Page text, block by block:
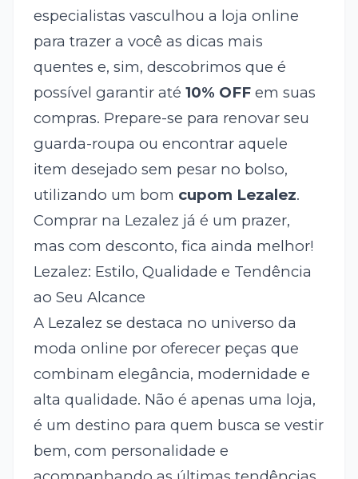
especialistas vasculhou a loja online
para trazer a você as dicas mais
quentes e, sim, descobrimos que é
possível garantir até 10% OFFem suas
compras. Prepare-se para renovar seu
guarda-roupa ou encontrar aquele
item desejado sem pesar no bolso,
utilizando um bom cupom Lezalez.
Comprar na Lezalez já é um prazer,
mas com desconto, fica ainda melhor!
Lezalez: Estilo, Qualidade e Tendência
ao Seu Alcance
A Lezalez se destaca no universo da
moda online por oferecer peças que
combinam elegância, modernidade e
alta qualidade. Não é apenas uma loja,
é um destino para quem busca se vestir
bem, com personalidade e